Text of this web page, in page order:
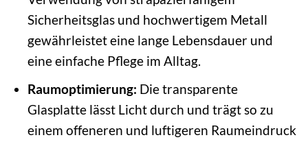
Sicherheitsglas und hochwertigem Metall
gewährleistet eine lange Lebensdauer und
eine einfache Pflege im Alltag.
Raumoptimierung: Die transparente
Glasplatte lässt Licht durch und trägt so zu
einem offeneren und luftigeren Raumeindruck